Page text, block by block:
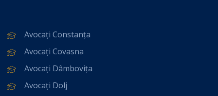
Avocați Constanța
Avocați Covasna
Avocați Dâmbovița
Avocați Dolj